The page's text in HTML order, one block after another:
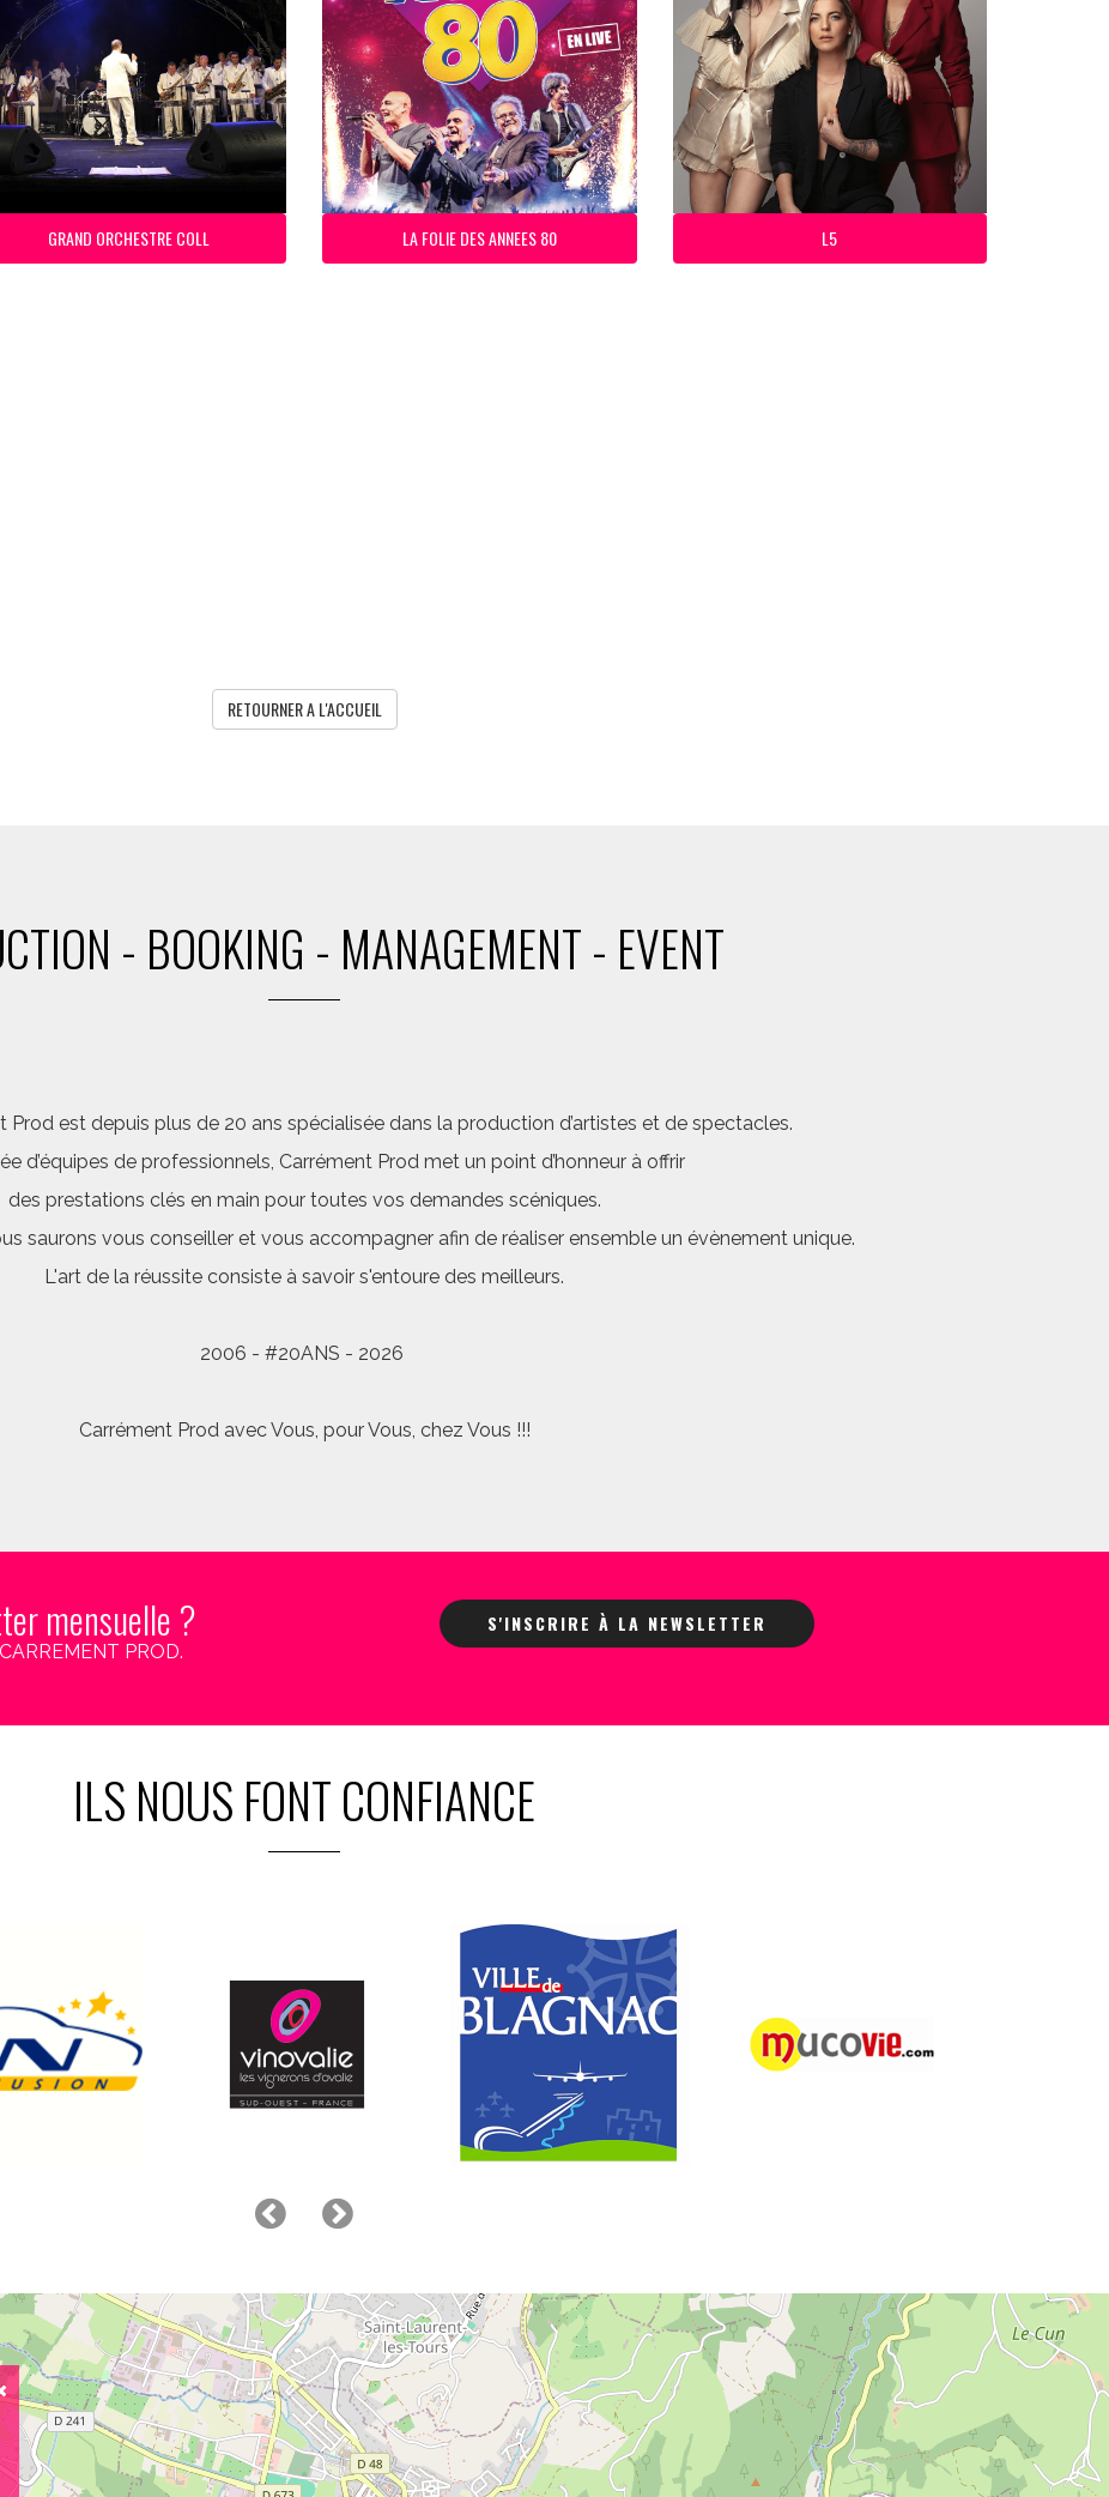
GRAND ORCHESTRE COLL LA FOLIE DES ANNEES 80 L5
RETOURNER A L'ACCUEIL
- BOOKING - MANAGEMENT - EVENT
Prod est depuis plus de 20 ans spécialisée dans la production d’artistes et de spectacles.
d’équipes de professionnels, Carrément Prod met un point d’honneur à offrir
des prestations clés en main pour toutes vos demandes scéniques.
saurons vous conseiller et vous accompagner afin de réaliser ensemble un évènement unique.
L'art de la réussite consiste à savoir s'entoure des meilleurs.
2006 - #20ANS - 2026
Carrément Prod avec Vous, pour Vous, chez Vous !!!
mensuelle ?
PROD.
S'INSCRIRE À LA NEWSLETTER
ILS NOUS FONT CONFIANCE